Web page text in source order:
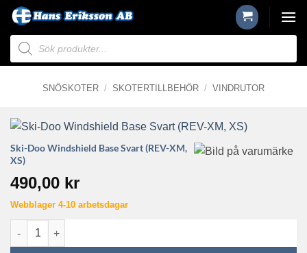
Skip
content
Produktsökning
SNÖSKOTER / SKOTERTILLBEHÖR / VINDRUTOR
Ski-Doo Windshield Base Svart (REV-XM,
XS)
490,00 kr
Webblager 4-10 arbetsdagar
Ski-Doo Windshield Base Svart (REV-XM, XS) mängd